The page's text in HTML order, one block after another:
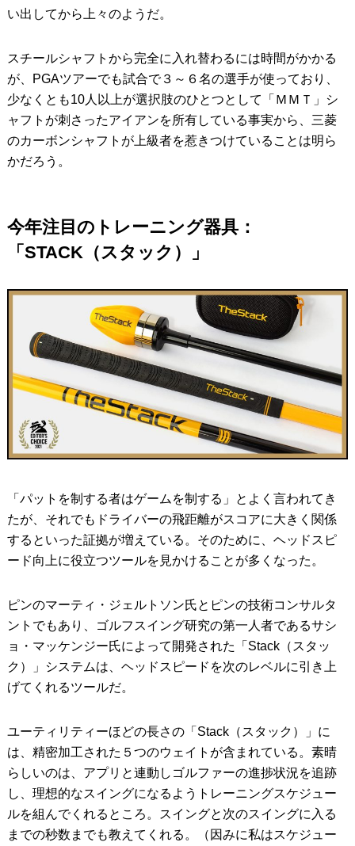
い出してから上々のようだ。
スチールシャフトから完全に入れ替わるには時間がかかる
が、PGAツアーでも試合で３～６名の選手が使っており、
少なくとも10人以上が選択肢のひとつとして「ＭＭＴ」シ
ャフトが刺さったアイアンを所有している事実から、三菱
のカーボンシャフトが上級者を惹きつけていることは明ら
かだろう。
今年注目のトレーニング器具：
「STACK（スタック）」
「パットを制する者はゲームを制する」とよく言われてき
たが、それでもドライバーの飛距離がスコアに大きく関係
するといった証拠が増えている。そのために、ヘッドスピ
ード向上に役立つツールを見かけることが多くなった。
ピンのマーティ・ジェルトソン氏とピンの技術コンサルタ
ントでもあり、ゴルフスイング研究の第一人者であるサシ
ョ・マッケンジー氏によって開発された「Stack（スタッ
ク）」システムは、ヘッドスピードを次のレベルに引き上
げてくれるツールだ。
ユーティリティーほどの長さの「Stack（スタック）」に
は、精密加工された５つのウェイトが含まれている。素晴
らしいのは、アプリと連動しゴルファーの進捗状況を追跡
し、理想的なスイングになるようトレーニングスケジュー
ルを組んでくれるところ。スイングと次のスイングに入る
までの秒数までも教えてくれる。（因みに私はスケジュー